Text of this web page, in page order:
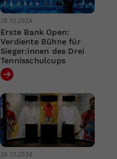
28.10.2024
Erste Bank Open:
Verdiente Bühne für
Sieger:innen des Drei
Tennisschulcups
28.10.2024